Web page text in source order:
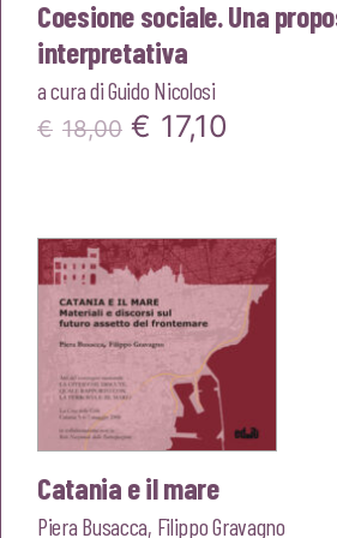
Coesione sociale. Una
interpretativa
a cura diGuido Nicolosi
€ 18,00 Il
era:
€18,00.
€ 17,10
è:
€17,10.
Catania e il mare
Piera Busacca, Filippo Gravagno